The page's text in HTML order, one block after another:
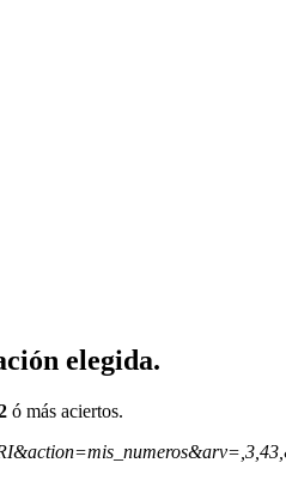
elegida.
ó más aciertos.